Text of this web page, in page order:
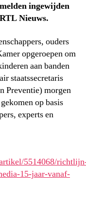
ingewijden
Nieuws.
ouders
opgeroepen om
aan banden
staatssecretaris
Preventie) morgen
op basis
experts en
5514068/
15-jaar-vanaf-